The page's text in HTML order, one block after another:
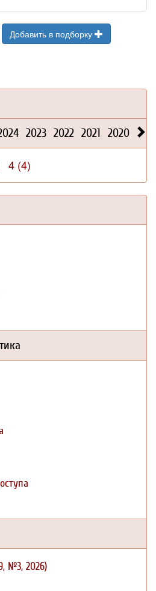
Добавить в подборку
2023 2022 2021 2020 2019
4 (4)
№3, 2026)